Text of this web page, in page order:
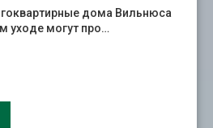
дома Вильнюса
уходе могут про…